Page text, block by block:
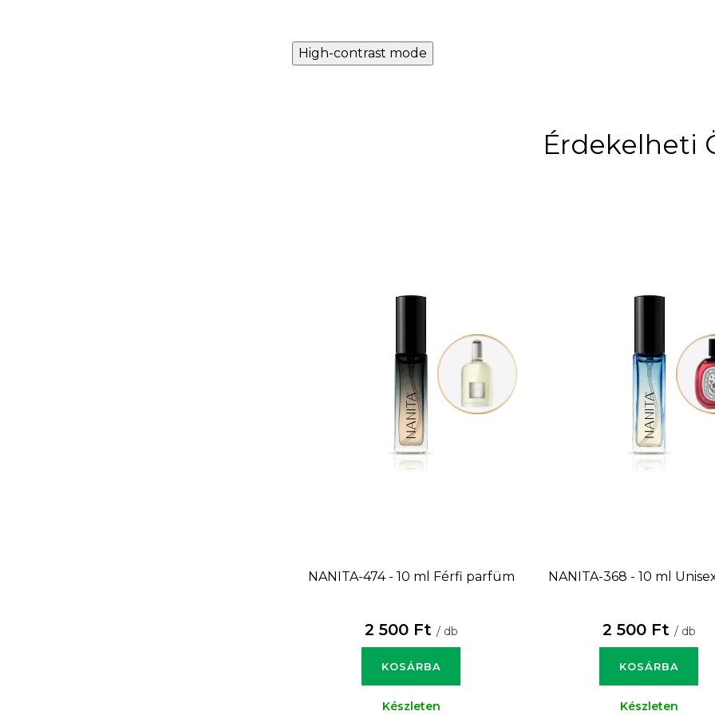
High-contrast mode
Érdekelheti
NANITA-474 - 10 ml Férfi parfüm
2 500 Ft / db
KOSÁRBA
Készleten
NANITA-368 - 10 ml
2 500 Ft / db
KOSÁRBA
Készleten